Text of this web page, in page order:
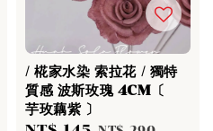
/ 椛家水染 索拉花 / 獨特
質感 波斯玫瑰 4CM〔
芋玫藕紫 〕